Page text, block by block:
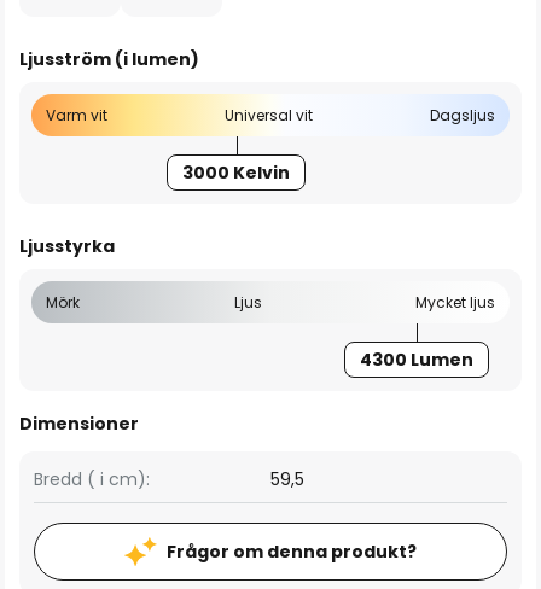
Ljusström (i lumen)
Varm vit Universal vit Dagsljus
3000 Kelvin
Ljusstyrka
Mörk Ljus Mycket ljus
4300 Lumen
Dimensioner
Bredd ( i cm): 59,5
Frågor om denna produkt?